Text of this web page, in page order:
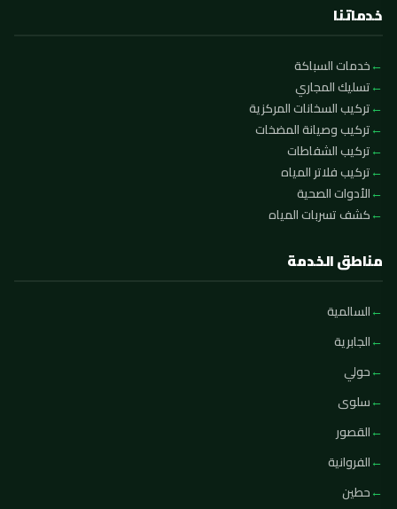
خدماتنا
خدمات السباكة
تسليك المجاري
تركيب السخانات المركزية
تركيب وصيانة المضخات
تركيب الشفاطات
تركيب فلاتر المياه
الأدوات الصحية
كشف تسربات المياه
مناطق الخدمة
السالمية
الجابرية
حولي
سلوى
القصور
الفروانية
حطين